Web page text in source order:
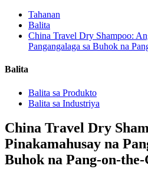
Tahanan
Balita
China Travel Dry Shampoo:
Pangangalaga sa Buhok na
Balita
Balita sa Produkto
Balita sa Industriya
China Travel Dry
Pinakamahusay na
Buhok na Pang-on-the-